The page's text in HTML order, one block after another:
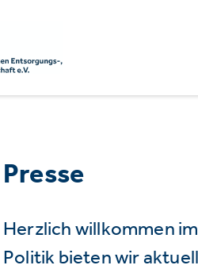
Presse
Herzlich willkommen
Politik bieten wir